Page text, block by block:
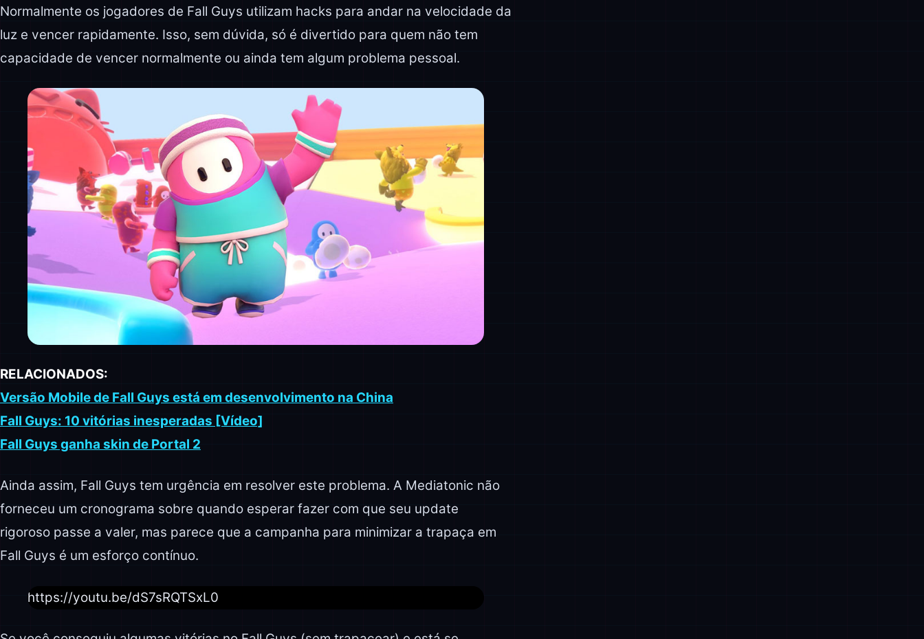
Normalmente os jogadores de Fall Guys utilizam hacks para andar na velocidade da
luz e vencer rapidamente. Isso, sem dúvida, só é divertido para quem não tem
capacidade de vencer normalmente ou ainda tem algum problema pessoal.
RELACIONADOS:
Versão Mobile de Fall Guys está em desenvolvimento na China
Fall Guys: 10 vitórias inesperadas [Vídeo]
Fall Guys ganha skin de Portal 2
Ainda assim, Fall Guys tem urgência em resolver este problema. A Mediatonic não
forneceu um cronograma sobre quando esperar fazer com que seu update
rigoroso passe a valer, mas parece que a campanha para minimizar a trapaça em
Fall Guys é um esforço contínuo.
https://youtu.be/dS7sRQTSxL0